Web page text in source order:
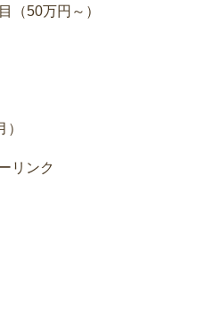
（50万円～）
リンク